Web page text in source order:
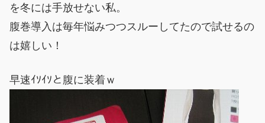
を冬には手放せない私。
腹巻導入は毎年悩みつつスルーしてたので試せるの
は嬉しい！
早速ｲｿｲｿと腹に装着ｗ